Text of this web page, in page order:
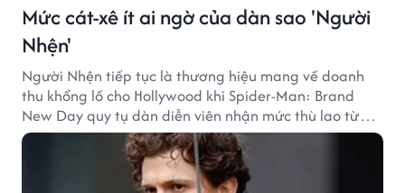
Mức cát-xê ít ai ngờ của dàn sao 'Người
Nhện'
Người Nhện tiếp tục là thương hiệu mang về doanh
thu khổng lồ cho Hollywood khi Spider-Man: Brand
New Day quy tụ dàn diễn viên nhận mức thù lao từ
hàng chục đến hàng trăm tỷ đồng. Thành công phòng
vé của bộ phim cũng giúp nhiều ngôi sao sở hữu khoản
thu nhập đáng mơ ước.